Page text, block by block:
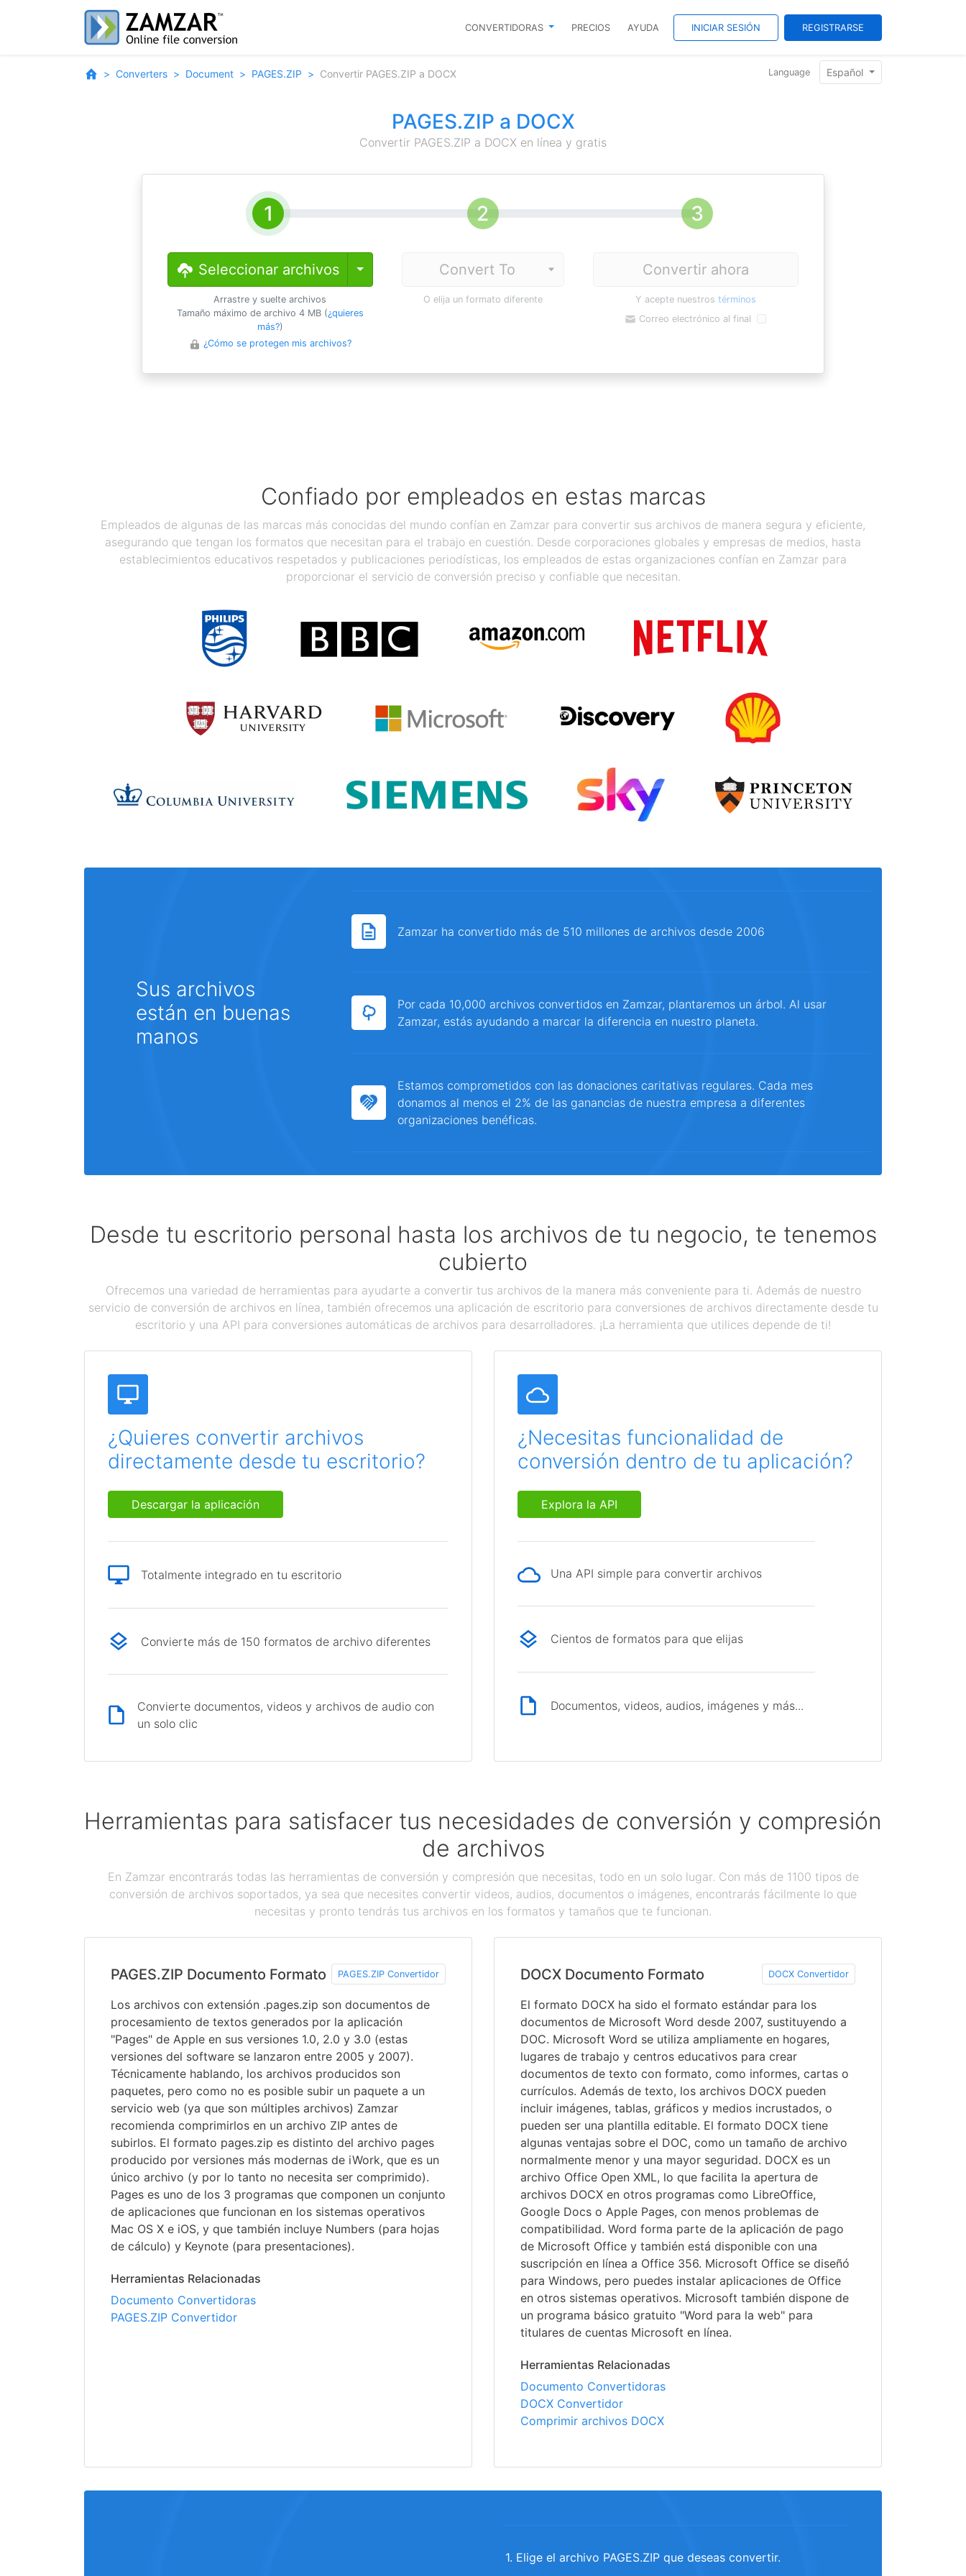
CONVERTIDORAS PRECIOS AYUDA INICIAR SESIÓN REGISTRARSE
Converters Document PAGES.ZIP Convertir PAGES.ZIP a DOCX Language Español
PAGES.ZIP a DOCX
Convertir PAGES.ZIP a DOCX en línea y gratis
Seleccionar archivos Toggle Dropdown
Arrastre y suelte archivos
Tamaño máximo de archivo 4 MB (¿quieres
más?)
¿Cómo se protegen mis archivos?
O elija un formato diferente
Convertir ahora
Y acepte nuestros términos
Correo electrónico al final
Confiado por empleados en estas marcas
Empleados de algunas de las marcas más conocidas del mundo confían en Zamzar para convertir sus archivos de manera segura y eficiente,
asegurando que tengan los formatos que necesitan para el trabajo en cuestión. Desde corporaciones globales y empresas de medios, hasta
establecimientos educativos respetados y publicaciones periodísticas, los empleados de estas organizaciones confían en Zamzar para
proporcionar el servicio de conversión preciso y confiable que necesitan.
Sus archivos
están en buenas
manos
Zamzar ha convertido más de 510 millones de archivos desde 2006
Por cada 10,000 archivos convertidos en Zamzar, plantaremos un árbol. Al usar
Zamzar, estás ayudando a marcar la diferencia en nuestro planeta.
Estamos comprometidos con las donaciones caritativas regulares. Cada mes
donamos al menos el 2% de las ganancias de nuestra empresa a diferentes
organizaciones benéficas.
Desde tu escritorio personal hasta los archivos de tu negocio, te tenemos
cubierto
Ofrecemos una variedad de herramientas para ayudarte a convertir tus archivos de la manera más conveniente para ti. Además de nuestro
servicio de conversión de archivos en línea, también ofrecemos una aplicación de escritorio para conversiones de archivos directamente desde tu
escritorio y una API para conversiones automáticas de archivos para desarrolladores. ¡La herramienta que utilices depende de ti!
¿Quieres convertir archivos
directamente desde tu escritorio?
Descargar la aplicación
Totalmente integrado en tu escritorio
Convierte más de 150 formatos de archivo diferentes
Convierte documentos, videos y archivos de audio con
un solo clic
¿Necesitas funcionalidad de
conversión dentro de tu aplicación?
Explora la API
Una API simple para convertir archivos
Cientos de formatos para que elijas
Documentos, videos, audios, imágenes y más...
Herramientas para satisfacer tus necesidades de conversión y compresión
de archivos
En Zamzar encontrarás todas las herramientas de conversión y compresión que necesitas, todo en un solo lugar. Con más de 1100 tipos de
conversión de archivos soportados, ya sea que necesites convertir videos, audios, documentos o imágenes, encontrarás fácilmente lo que
necesitas y pronto tendrás tus archivos en los formatos y tamaños que te funcionan.
PAGES.ZIP Documento Formato PAGES.ZIP Convertidor
Los archivos con extensión .pages.zip son documentos de
procesamiento de textos generados por la aplicación
"Pages" de Apple en sus versiones 1.0, 2.0 y 3.0 (estas
versiones del software se lanzaron entre 2005 y 2007).
Técnicamente hablando, los archivos producidos son
paquetes, pero como no es posible subir un paquete a un
servicio web (ya que son múltiples archivos) Zamzar
recomienda comprimirlos en un archivo ZIP antes de
subirlos. El formato pages.zip es distinto del archivo pages
producido por versiones más modernas de iWork, que es un
único archivo (y por lo tanto no necesita ser comprimido).
Pages es uno de los 3 programas que componen un conjunto
de aplicaciones que funcionan en los sistemas operativos
Mac OS X e iOS, y que también incluye Numbers (para hojas
de cálculo) y Keynote (para presentaciones).
Herramientas Relacionadas
Documento Convertidoras
PAGES.ZIP Convertidor
DOCX Documento Formato DOCX Convertidor
El formato DOCX ha sido el formato estándar para los
documentos de Microsoft Word desde 2007, sustituyendo a
DOC. Microsoft Word se utiliza ampliamente en hogares,
lugares de trabajo y centros educativos para crear
documentos de texto con formato, como informes, cartas o
currículos. Además de texto, los archivos DOCX pueden
incluir imágenes, tablas, gráficos y medios incrustados, o
pueden ser una plantilla editable. El formato DOCX tiene
algunas ventajas sobre el DOC, como un tamaño de archivo
normalmente menor y una mayor seguridad. DOCX es un
archivo Office Open XML, lo que facilita la apertura de
archivos DOCX en otros programas como LibreOffice,
Google Docs o Apple Pages, con menos problemas de
compatibilidad. Word forma parte de la aplicación de pago
de Microsoft Office y también está disponible con una
suscripción en línea a Office 356. Microsoft Office se diseñó
para Windows, pero puedes instalar aplicaciones de Office
en otros sistemas operativos. Microsoft también dispone de
un programa básico gratuito "Word para la web" para
titulares de cuentas Microsoft en línea.
Herramientas Relacionadas
Documento Convertidoras
DOCX Convertidor
Comprimir archivos DOCX
1. Elige el archivo PAGES.ZIP que deseas convertir.